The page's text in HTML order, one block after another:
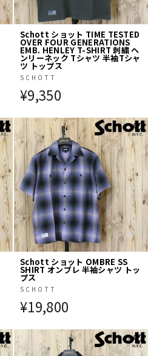
Schott ショット TIME TESTED
OVER FOUR GENERATIONS
EMB. HENLEY T-SHIRT 刺繍 ヘ
ンリーネック Tシャツ 半袖Tシャ
ツ トップス
SCHOTT
¥9,350
Schott ショット OMBRE SS
SHIRT オンブレ 半袖シャツ トッ
プス
SCHOTT
¥19,800